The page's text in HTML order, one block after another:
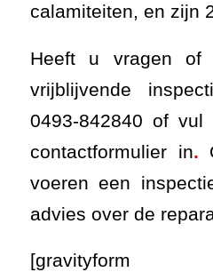
calamiteiten, en zijn
Heeft u vragen of
vrijblijvende
0493-842840 of vul
contactformulier in.
voeren een
advies over de